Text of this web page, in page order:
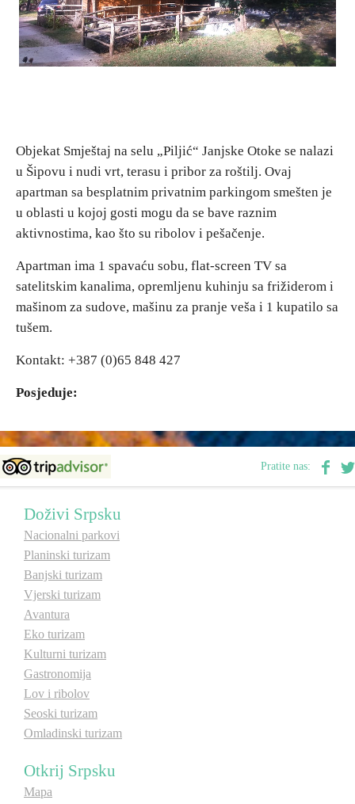
Destinacije
Spisak destinacija
Smještaj
Multimedija
Video
Otkrij Srpsku
Objekat Smještaj na selu „Piljić“ Janjske Otoke se nalazi
u Šipovu i nudi vrt, terasu i pribor za roštilj. Ovaj
apartman sa besplatnim privatnim parkingom smešten je
u oblasti u kojoj gosti mogu da se bave raznim
aktivnostima, kao što su ribolov i pešačenje.
Apartman ima 1 spavaću sobu, flat-screen TV sa
satelitskim kanalima, opremljenu kuhinju sa frižiderom i
mašinom za sudove, mašinu za pranje veša i 1 kupatilo sa
tušem.
Kontakt: +387 (0)65 848 427
Posjeduje:
Pratite nas:
Doživi Srpsku
Nacionalni parkovi
Planinski turizam
Banjski turizam
Vjerski turizam
Avantura
Eko turizam
Kulturni turizam
Gastronomija
Lov i ribolov
Seoski turizam
Omladinski turizam
Otkrij Srpsku
Mapa